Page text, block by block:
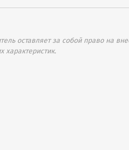
оставляет за собой право на
характеристик.